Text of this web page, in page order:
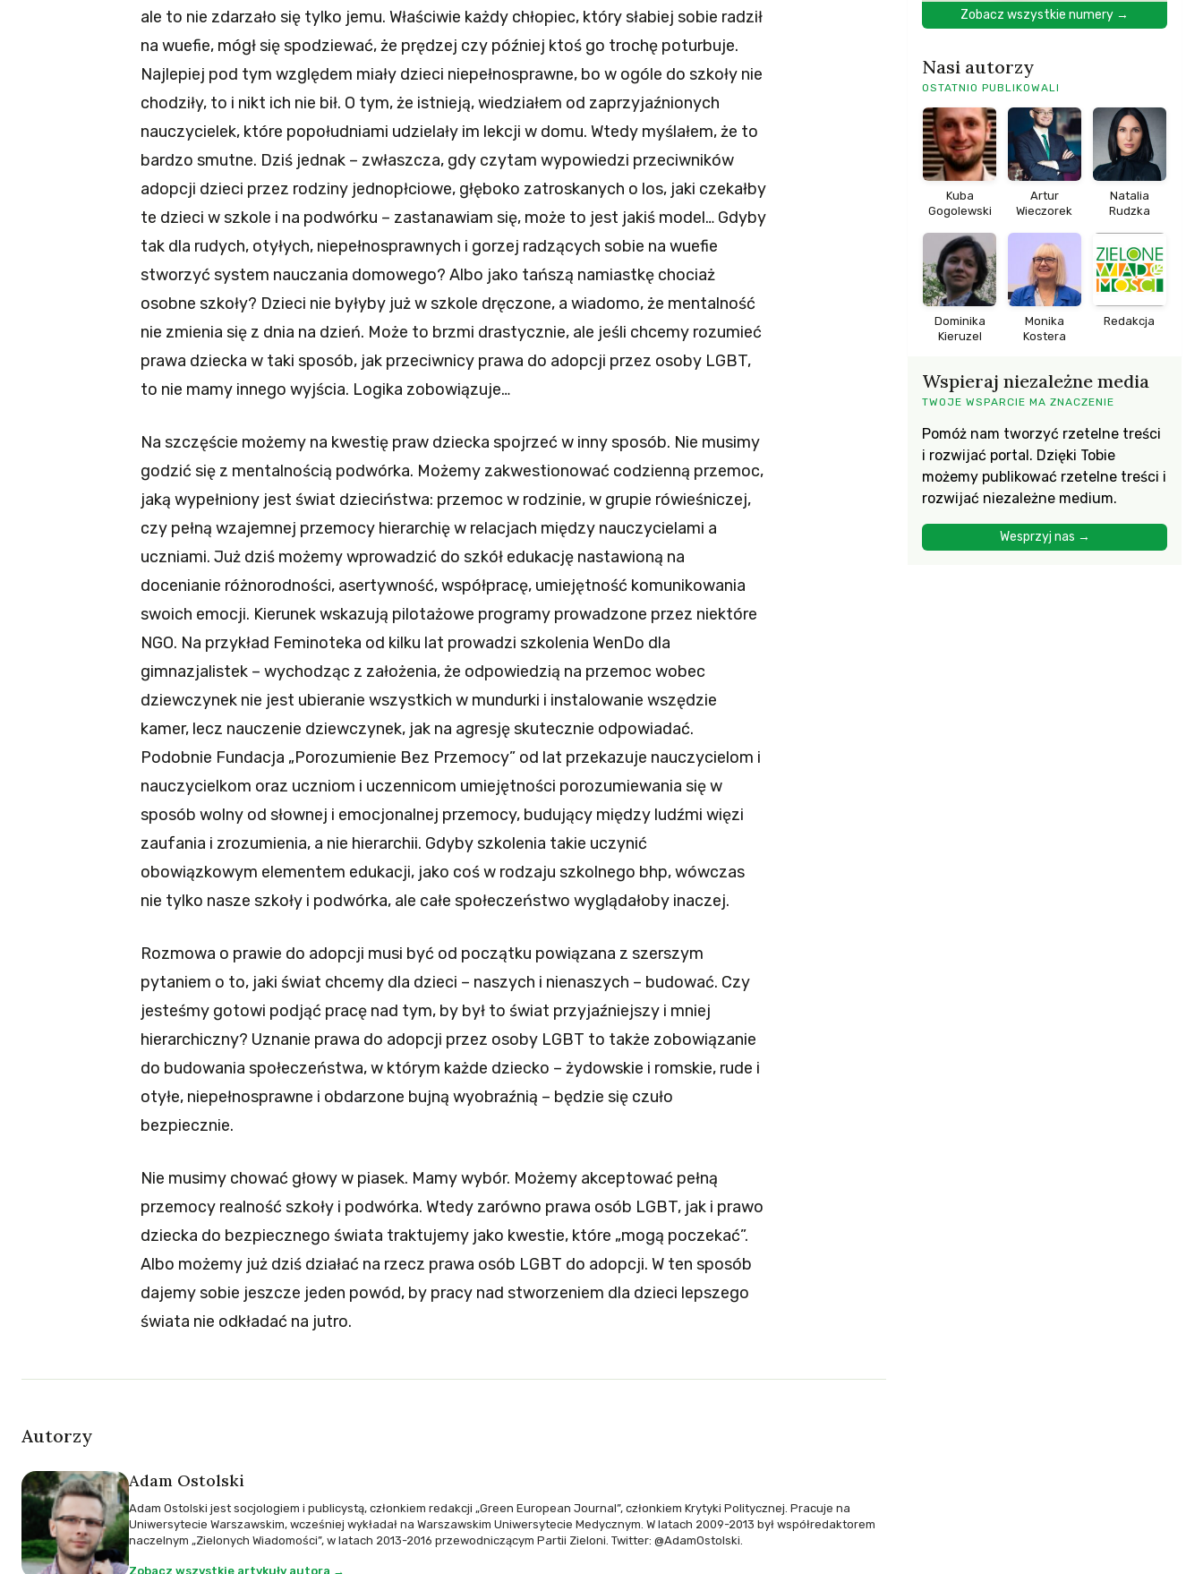
ale to nie zdarzało się tylko jemu. Właściwie każdy chłopiec, który słabiej sobie radził
na wuefie, mógł się spodziewać, że prędzej czy później ktoś go trochę poturbuje.
Najlepiej pod tym względem miały dzieci niepełnosprawne, bo w ogóle do szkoły nie
chodziły, to i nikt ich nie bił. O tym, że istnieją, wiedziałem od zaprzyjaźnionych
nauczycielek, które popołudniami udzielały im lekcji w domu. Wtedy myślałem, że to
bardzo smutne. Dziś jednak – zwłaszcza, gdy czytam wypowiedzi przeciwników
adopcji dzieci przez rodziny jednopłciowe, głęboko zatroskanych o los, jaki czekałby
te dzieci w szkole i na podwórku – zastanawiam się, może to jest jakiś model… Gdyby
tak dla rudych, otyłych, niepełnosprawnych i gorzej radzących sobie na wuefie
stworzyć system nauczania domowego? Albo jako tańszą namiastkę chociaż
osobne szkoły? Dzieci nie byłyby już w szkole dręczone, a wiadomo, że mentalność
nie zmienia się z dnia na dzień. Może to brzmi drastycznie, ale jeśli chcemy rozumieć
prawa dziecka w taki sposób, jak przeciwnicy prawa do adopcji przez osoby LGBT,
to nie mamy innego wyjścia. Logika zobowiązuje…
Na szczęście możemy na kwestię praw dziecka spojrzeć w inny sposób. Nie musimy
godzić się z mentalnością podwórka. Możemy zakwestionować codzienną przemoc,
jaką wypełniony jest świat dzieciństwa: przemoc w rodzinie, w grupie rówieśniczej,
czy pełną wzajemnej przemocy hierarchię w relacjach między nauczycielami a
uczniami. Już dziś możemy wprowadzić do szkół edukację nastawioną na
docenianie różnorodności, asertywność, współpracę, umiejętność komunikowania
swoich emocji. Kierunek wskazują pilotażowe programy prowadzone przez niektóre
NGO. Na przykład Feminoteka od kilku lat prowadzi szkolenia WenDo dla
gimnazjalistek – wychodząc z założenia, że odpowiedzią na przemoc wobec
dziewczynek nie jest ubieranie wszystkich w mundurki i instalowanie wszędzie
kamer, lecz nauczenie dziewczynek, jak na agresję skutecznie odpowiadać.
Podobnie Fundacja „Porozumienie Bez Przemocy” od lat przekazuje nauczycielom i
nauczycielkom oraz uczniom i uczennicom umiejętności porozumiewania się w
sposób wolny od słownej i emocjonalnej przemocy, budujący między ludźmi więzi
zaufania i zrozumienia, a nie hierarchii. Gdyby szkolenia takie uczynić
obowiązkowym elementem edukacji, jako coś w rodzaju szkolnego bhp, wówczas
nie tylko nasze szkoły i podwórka, ale całe społeczeństwo wyglądałoby inaczej.
Rozmowa o prawie do adopcji musi być od początku powiązana z szerszym
pytaniem o to, jaki świat chcemy dla dzieci – naszych i nienaszych – budować. Czy
jesteśmy gotowi podjąć pracę nad tym, by był to świat przyjaźniejszy i mniej
hierarchiczny? Uznanie prawa do adopcji przez osoby LGBT to także zobowiązanie
do budowania społeczeństwa, w którym każde dziecko – żydowskie i romskie, rude i
otyłe, niepełnosprawne i obdarzone bujną wyobraźnią – będzie się czuło
bezpiecznie.
Nie musimy chować głowy w piasek. Mamy wybór. Możemy akceptować pełną
przemocy realność szkoły i podwórka. Wtedy zarówno prawa osób LGBT, jak i prawo
dziecka do bezpiecznego świata traktujemy jako kwestie, które „mogą poczekać”.
Albo możemy już dziś działać na rzecz prawa osób LGBT do adopcji. W ten sposób
dajemy sobie jeszcze jeden powód, by pracy nad stworzeniem dla dzieci lepszego
świata nie odkładać na jutro.
Autorzy
Adam Ostolski
Adam Ostolski jest socjologiem i publicystą, członkiem redakcji „Green European Journal”, członkiem Krytyki Politycznej. Pracuje na
Uniwersytecie Warszawskim, wcześniej wykładał na Warszawskim Uniwersytecie Medycznym. W latach 2009-2013 był współredaktorem
naczelnym „Zielonych Wiadomości”, w latach 2013-2016 przewodniczącym Partii Zieloni. Twitter: @AdamOstolski.
Zobacz wszystkie artykuły autora →
Zobacz wszystkie numery →
Nasi autorzy
OSTATNIO PUBLIKOWALI
Kuba
Gogolewski
Artur
Wieczorek
Natalia
Rudzka
Dominika
Kieruzel
Monika
Kostera
Redakcja
Wspieraj niezależne media
TWOJE WSPARCIE MA ZNACZENIE
Pomóż nam tworzyć rzetelne treści
i rozwijać portal. Dzięki Tobie
możemy publikować rzetelne treści i
rozwijać niezależne medium.
Wesprzyj nas →